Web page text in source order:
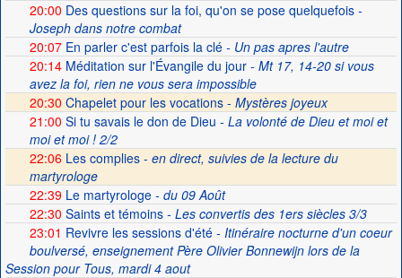
20:00 Des questions sur la foi, qu'on se pose quelquefois-
Joseph dans notre combat
20:07En parler c'est parfois la clé- Un pas apres l'autre
20:14Méditation sur l'Évangile du jour- Mt 17, 14-20 si vous
avez la foi, rien ne vous sera impossible
20:30 Chapelet pour les vocations - Mystères joyeux
21:00 Si tu savais le don de Dieu - La volonté de Dieu et moi et
moi et moi ! 2/2
22:06 Les complies - en direct, suivies de la lecture du
martyrologe
22:39Le martyrologe- du 09 Août
22:30 Saints et témoins- Les convertis des 1ers siècles 3/3
23:01 Revivre les sessions d'été- Itinéraire nocturne d'un coeur
boulversé, enseignement Père Olivier Bonnewijn lors de la
Session pour Tous, mardi 4 aout